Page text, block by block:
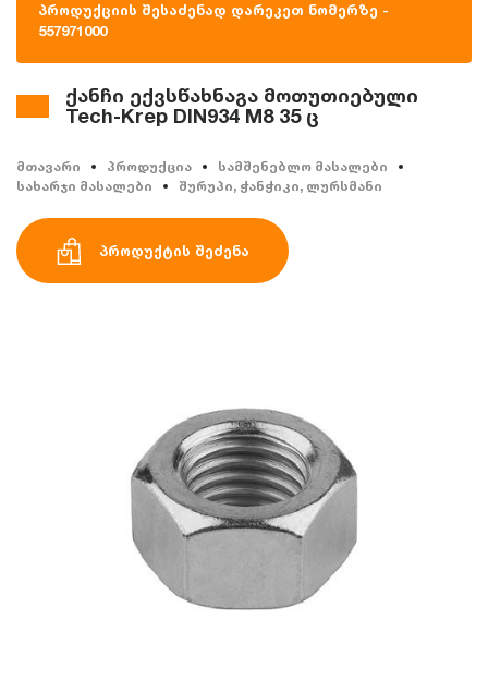
პროდუქციის შესაძენად დარეკეთ ნომერზე -
557971000
ქანჩი ექვსწახნაგა მოთუთიებული
Tech-Krep DIN934 M8 35 ც
მთავარი პროდუქცია
სამშენებლო მასალები
სახარჯი მასალები
შურუპი, ჭანჭიკი, ლურსმანი
პროდუქტის შეძენა